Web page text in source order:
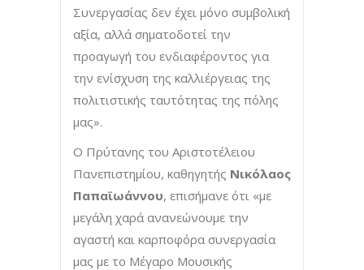
Συνεργασίας δεν έχει μόνο συμβολική
αξία, αλλά σηματοδοτεί την
προαγωγή του ενδιαφέροντος για
την ενίσχυση της καλλιέργειας της
πολιτιστικής ταυτότητας της πόλης
μας».
Ο Πρύτανης του Αριστοτέλειου
Πανεπιστημίου, καθηγητής Νικόλαος
Παπαϊωάννου, επισήμανε ότι «με
μεγάλη χαρά ανανεώνουμε την
αγαστή και καρποφόρα συνεργασία
μας με το Μέγαρο Μουσικής